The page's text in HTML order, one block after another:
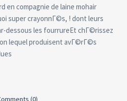
en compagnie de laine mohair
super crayonnГ©s, ! dont leurs
dessous les fourrureEt chГ©rissez
lequel produisent avГ©rГ©s
(0)